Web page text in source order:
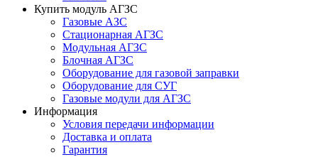
Купить модуль АГЗС
Газовые АЗС
Стационарная АГЗС
Модульная АГЗС
Блочная АГЗС
Оборудование для газовой заправки
Оборудование для СУГ
Газовые модули для АГЗС
Информация
Условия передачи информации
Доставка и оплата
Гарантия